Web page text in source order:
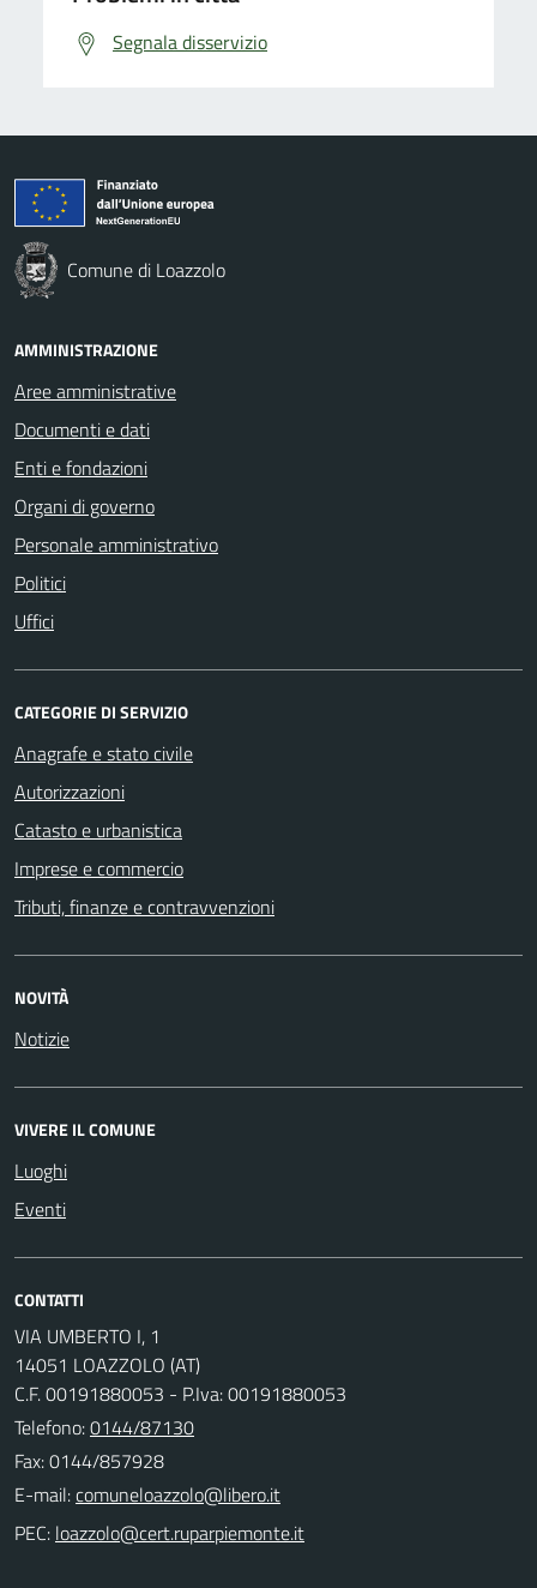
Segnala disservizio
Comune di Loazzolo
AMMINISTRAZIONE
Aree amministrative
Documenti e dati
Enti e fondazioni
Organi di governo
Personale amministrativo
Politici
Uffici
CATEGORIE DI SERVIZIO
Anagrafe e stato civile
Autorizzazioni
Catasto e urbanistica
Imprese e commercio
Tributi, finanze e contravvenzioni
NOVITÀ
Notizie
VIVERE IL COMUNE
Luoghi
Eventi
CONTATTI
VIA UMBERTO I, 1
14051 LOAZZOLO (AT)
C.F. 00191880053 - P.Iva: 00191880053
Telefono:0144/87130
Fax: 0144/857928
E-mail:
PEC: